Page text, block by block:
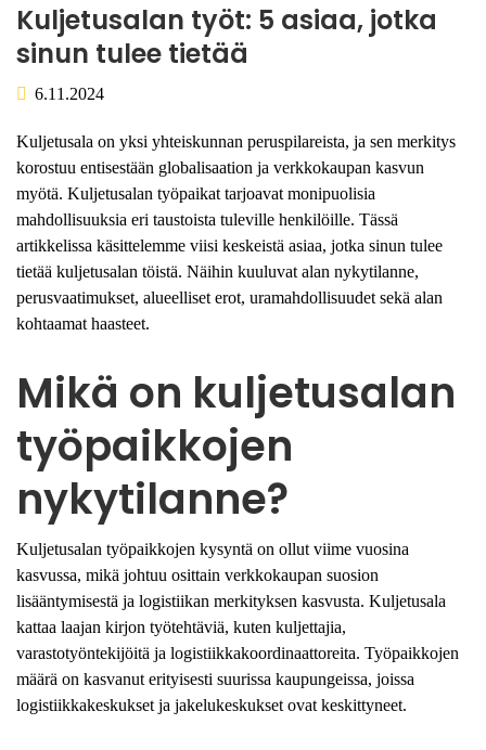
Kuljetusalan työt: 5 asiaa, jotka
sinun tulee tietää
6.11.2024
Kuljetusala on yksi yhteiskunnan peruspilareista, ja sen merkitys
korostuu entisestään globalisaation ja verkkokaupan kasvun
myötä. Kuljetusalan työpaikat tarjoavat monipuolisia
mahdollisuuksia eri taustoista tuleville henkilöille. Tässä
artikkelissa käsittelemme viisi keskeistä asiaa, jotka sinun tulee
tietää kuljetusalan töistä. Näihin kuuluvat alan nykytilanne,
perusvaatimukset, alueelliset erot, uramahdollisuudet sekä alan
kohtaamat haasteet.
Mikä on kuljetusalan
työpaikkojen
nykytilanne?
Kuljetusalan työpaikkojen kysyntä on ollut viime vuosina
kasvussa, mikä johtuu osittain verkkokaupan suosion
lisääntymisestä ja logistiikan merkityksen kasvusta. Kuljetusala
kattaa laajan kirjon työtehtäviä, kuten kuljettajia,
varastotyöntekijöitä ja logistiikkakoordinaattoreita. Työpaikkojen
määrä on kasvanut erityisesti suurissa kaupungeissa, joissa
logistiikkakeskukset ja jakelukeskukset ovat keskittyneet.